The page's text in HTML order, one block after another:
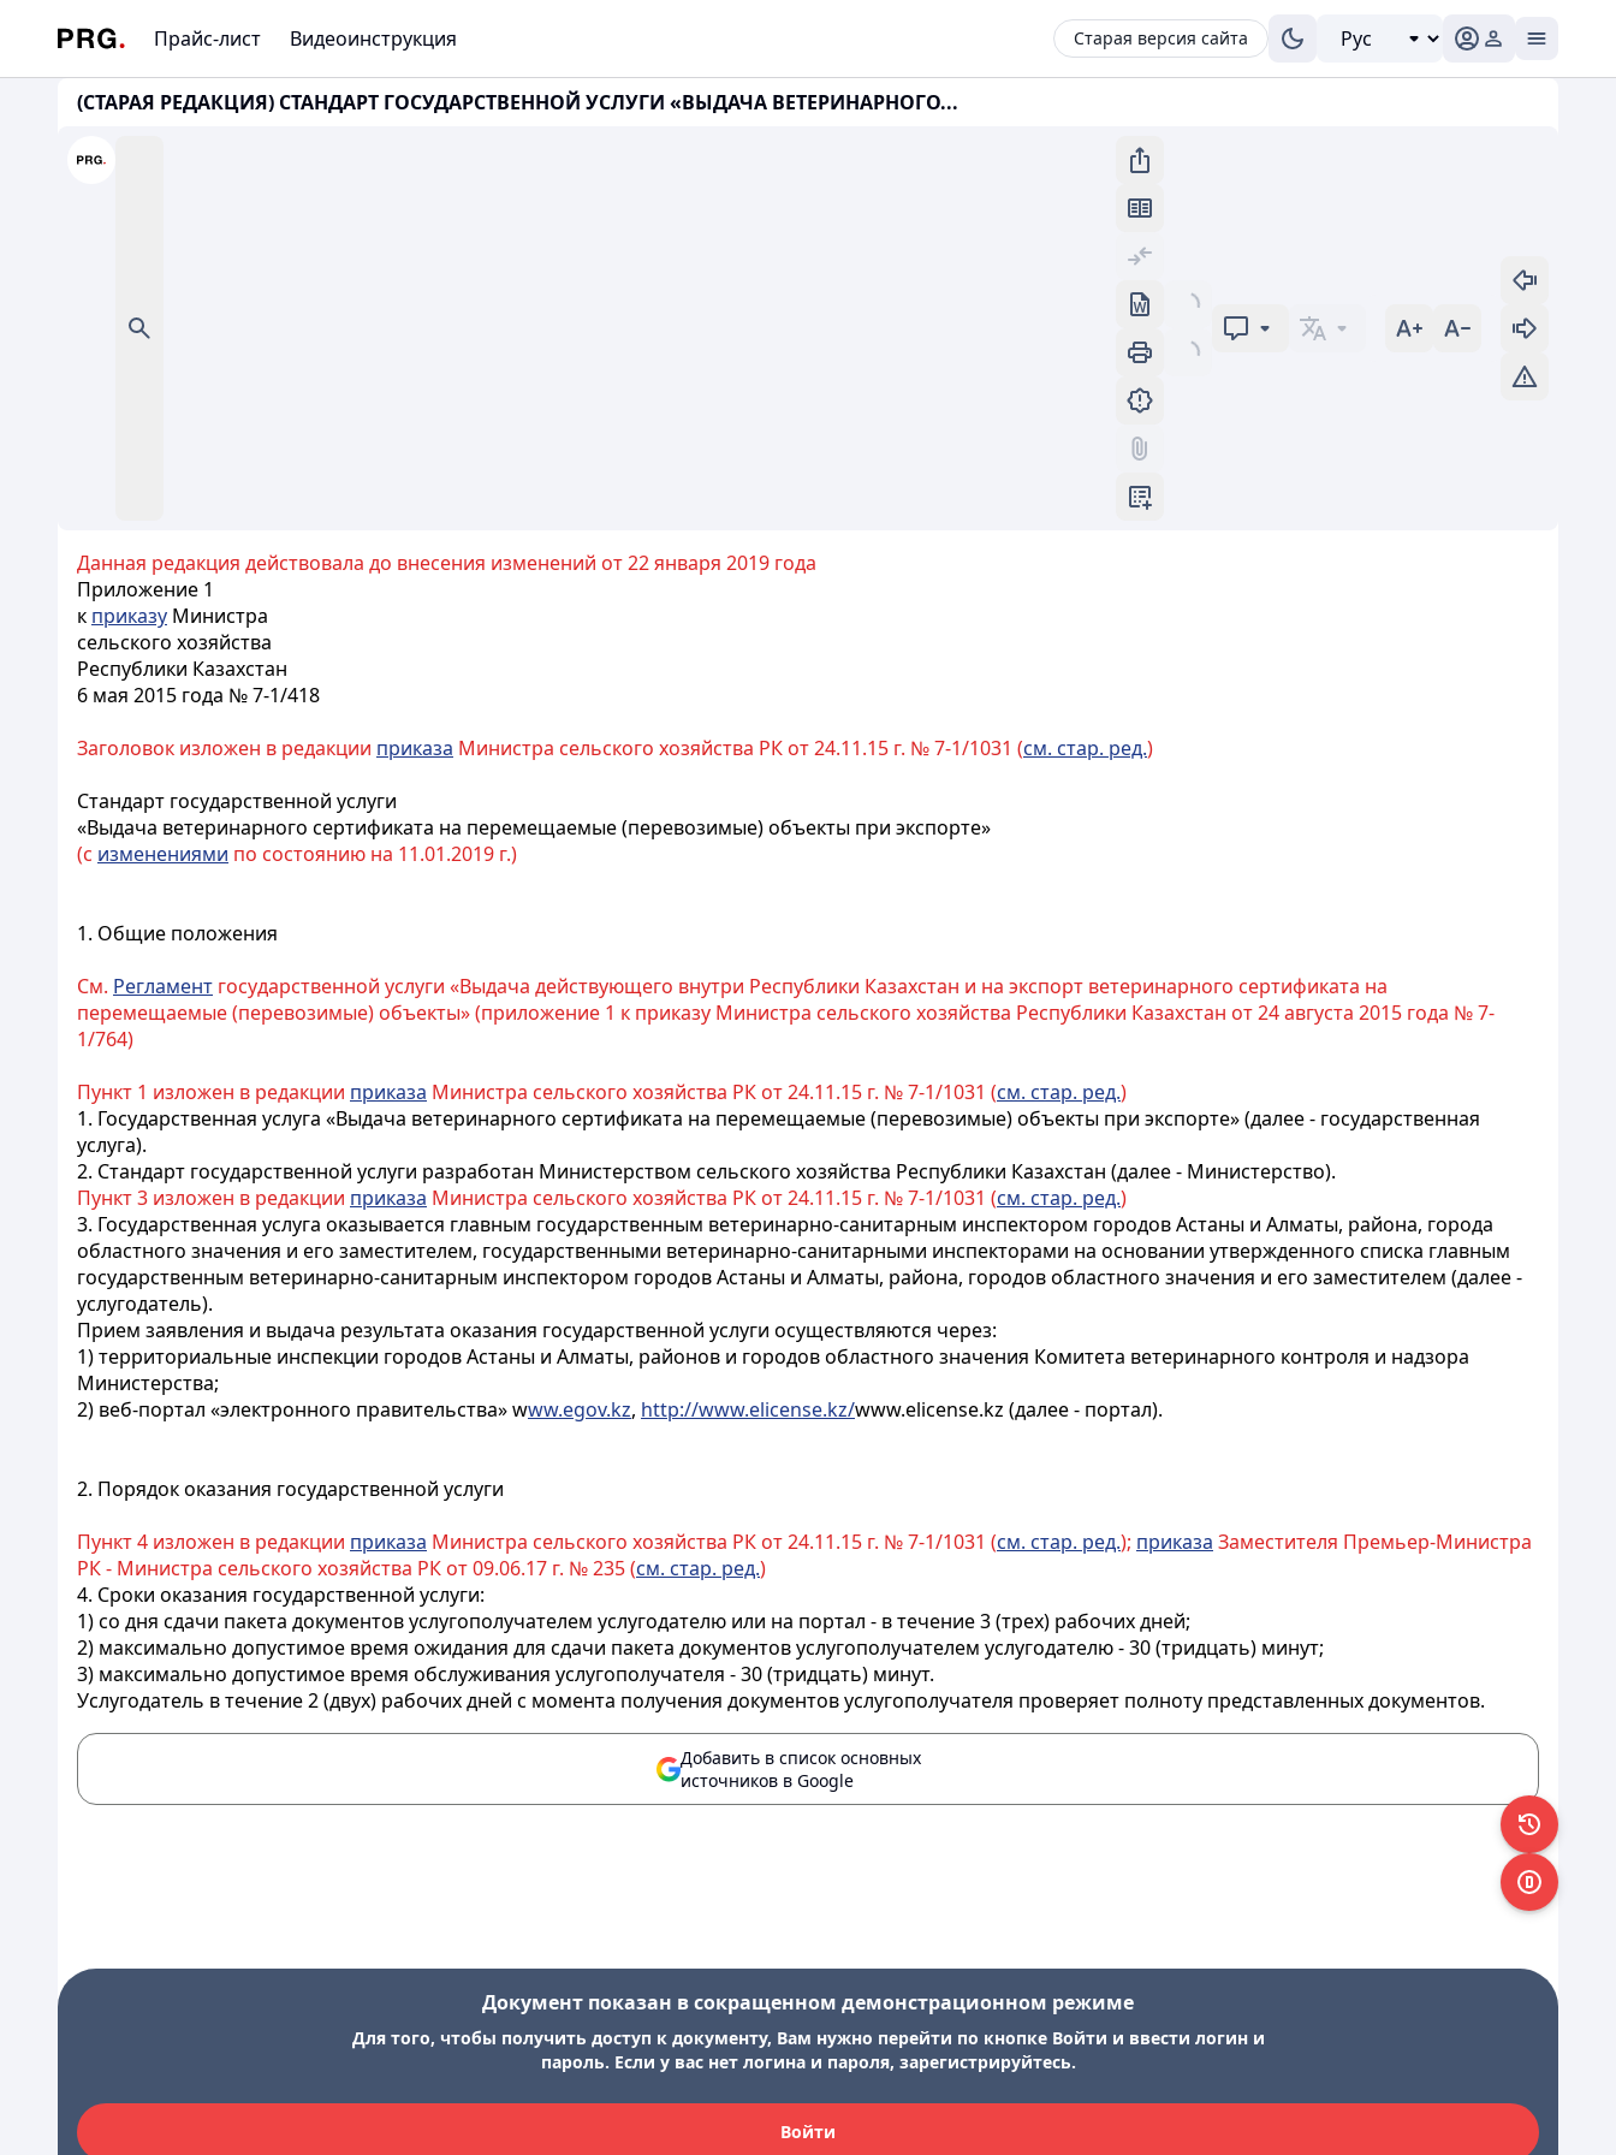
Прайс-лист Видеоинструкция Старая версия сайта
(СТАРАЯ РЕДАКЦИЯ) СТАНДАРТ ГОСУДАРСТВЕННОЙ УСЛУГИ «ВЫДАЧА ВЕТЕРИНАРНОГО...
Данная редакция действовала до внесения изменений от 22 января 2019 года
Приложение 1
к приказу Министра
сельского хозяйства
Республики Казахстан
6 мая 2015 года № 7-1/418
Заголовок изложен в редакции приказа Министра сельского хозяйства РК от 24.11.15 г. № 7-1/1031 (см. стар. ред.)
Стандарт государственной услуги
«Выдача ветеринарного сертификата на перемещаемые (перевозимые) объекты при экспорте»
(с изменениями по состоянию на 11.01.2019 г.)
1. Общие положения
См. Регламент государственной услуги «Выдача действующего внутри Республики Казахстан и на экспорт ветеринарного сертификата на
перемещаемые (перевозимые) объекты» (приложение 1 к приказу Министра сельского хозяйства Республики Казахстан от 24 августа 2015 года № 7-
1/764)
Пункт 1 изложен в редакции приказа Министра сельского хозяйства РК от 24.11.15 г. № 7-1/1031 (см. стар. ред.)
1. Государственная услуга «Выдача ветеринарного сертификата на перемещаемые (перевозимые) объекты при экспорте» (далее - государственная
услуга).
2. Стандарт государственной услуги разработан Министерством сельского хозяйства Республики Казахстан (далее - Министерство).
Пункт 3 изложен в редакции приказа Министра сельского хозяйства РК от 24.11.15 г. № 7-1/1031 (см. стар. ред.)
3. Государственная услуга оказывается главным государственным ветеринарно-санитарным инспектором городов Астаны и Алматы, района, города
областного значения и его заместителем, государственными ветеринарно-санитарными инспекторами на основании утвержденного списка главным
государственным ветеринарно-санитарным инспектором городов Астаны и Алматы, района, городов областного значения и его заместителем (далее -
услугодатель).
Прием заявления и выдача результата оказания государственной услуги осуществляются через:
1) территориальные инспекции городов Астаны и Алматы, районов и городов областного значения Комитета ветеринарного контроля и надзора
Министерства;
2) веб-портал «электронного правительства» www.egov.kz, http://www.elicense.kz/www.elicense.kz (далее - портал).
2. Порядок оказания государственной услуги
Пункт 4 изложен в редакции приказа Министра сельского хозяйства РК от 24.11.15 г. № 7-1/1031 (см. стар. ред.); приказа Заместителя Премьер-Министра
РК - Министра сельского хозяйства РК от 09.06.17 г. № 235 (см. стар. ред.)
4. Сроки оказания государственной услуги:
1) со дня сдачи пакета документов услугополучателем услугодателю или на портал - в течение 3 (трех) рабочих дней;
2) максимально допустимое время ожидания для сдачи пакета документов услугополучателем услугодателю - 30 (тридцать) минут;
3) максимально допустимое время обслуживания услугополучателя - 30 (тридцать) минут.
Услугодатель в течение 2 (двух) рабочих дней с момента получения документов услугополучателя проверяет полноту представленных документов.
Добавить в список основных
источников в Google
Документ показан в сокращенном демонстрационном режиме
Для того, чтобы получить доступ к документу, Вам нужно перейти по кнопке Войти и ввести логин и
пароль. Если у вас нет логина и пароля, зарегистрируйтесь.
Войти